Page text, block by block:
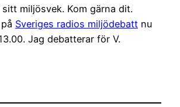
miljösvek. Kom gärna dit.
Sveriges radios miljödebatt nu
Jag debatterar för V.